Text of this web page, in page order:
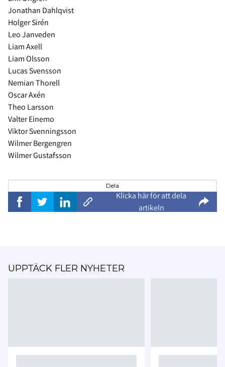
Jonathan Dahlqvist
Holger Sirén
Leo Janveden
Liam Axell
Liam Olsson
Lucas Svensson
Nemian Thorell
Oscar Axén
Theo Larsson
Valter Einemo
Viktor Svenningsson
Wilmer Bergengren
Wilmer Gustafsson
Dela
Klicka här för att dela
artikeln
UPPTÄCK FLER NYHETER